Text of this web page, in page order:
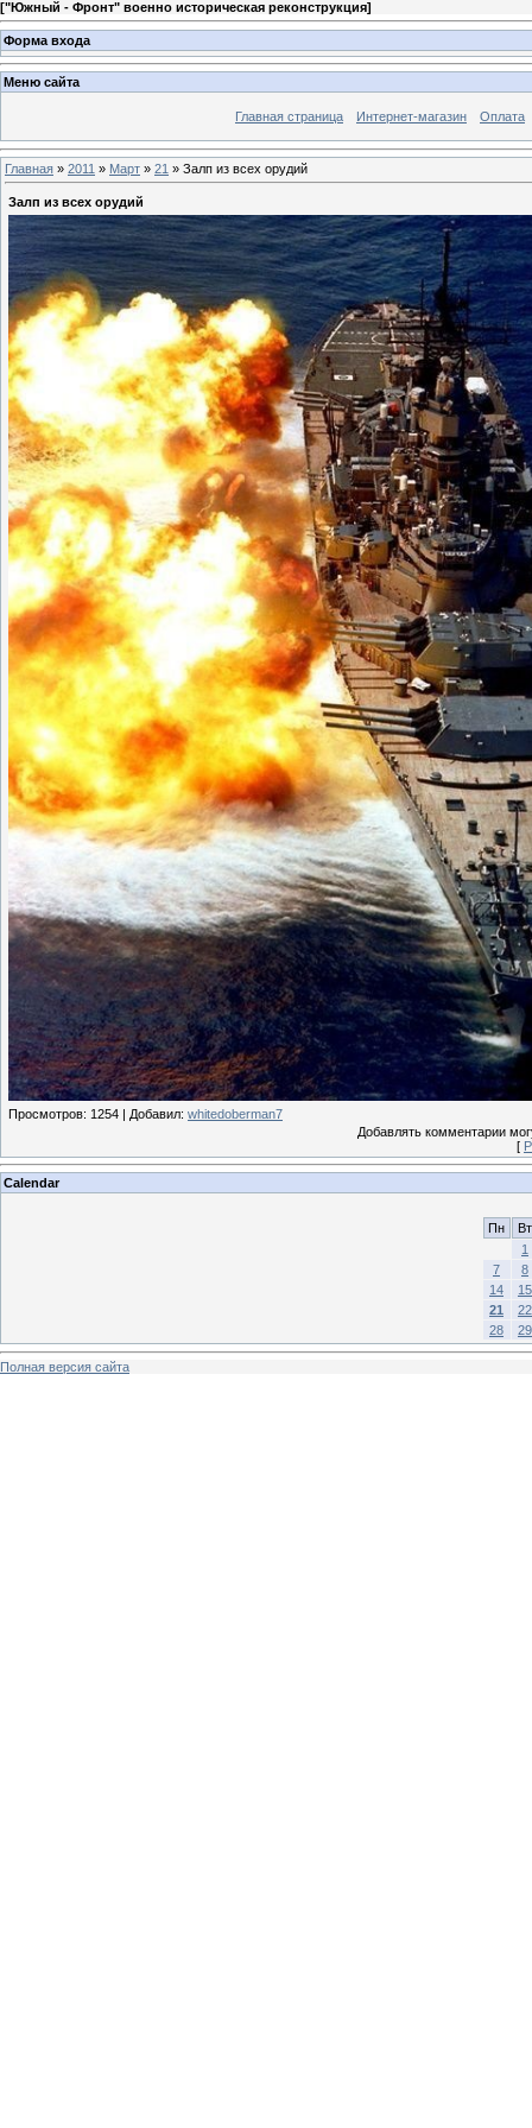
["Южный - Фронт" военно историческая реконструкция]
Форма входа
Меню сайта
Главная страница Интернет-магазин Оплата
Главная » 2011 » Март » 21 » Залп из всех орудий
Залп из всех орудий
Просмотров: 1254 | Добавил: whitedoberman7
Добавлять комментарии
[
Calendar
Пн
Вт
1
7
8
14
15
21
22
28
29
Полная версия сайта